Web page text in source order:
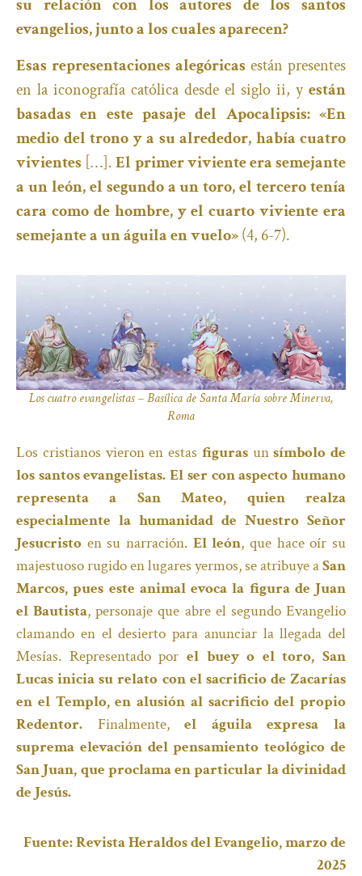
su relación con los autores de los santos
evangelios, junto a los cuales aparecen?
Esas representaciones alegóricas están presentes
en la iconografía católica desde el siglo ii, y están
basadas en este pasaje del Apocalipsis: «En
medio del trono y a su alrededor, había cuatro
vivientes […].El primer viviente era semejante
a un león, el segundo a un toro, el tercero tenía
cara como de hombre, y el cuarto viviente era
semejante a un águila en vuelo»(4, 6-7).
Los cuatro evangelistas – Basílica de Santa María sobre Minerva,
Roma
Los cristianos vieron en estas figurasunsímbolo de
los santos evangelistas. El ser con aspecto humano
representa a San Mateo, quien realza
especialmente la humanidad de Nuestro Señor
Jesucristo en su narración. El león, que hace oír su
majestuoso rugido en lugares yermos, se atribuye aSan
Marcos, pues este animal evoca la figura de Juan
el Bautista, personaje que abre el segundo Evangelio
clamando en el desierto para anunciar la llegada del
Mesías. Representado por el buey o el toro, San
Lucas inicia su relato con el sacrificio de Zacarías
en el Templo, en alusión al sacrificio del propio
Redentor. Finalmente,el águila expresa la
suprema elevación del pensamiento teológico de
San Juan, que proclama en particular la divinidad
de Jesús.
Fuente: Revista Heraldos del Evangelio, marzo de
2025